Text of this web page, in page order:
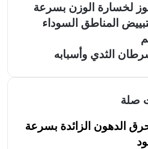
لخسارة الوزن بسرعة
المناطق السوداء
الثدي وأسبابه
صلة
الدهون الزائدة بسرعة